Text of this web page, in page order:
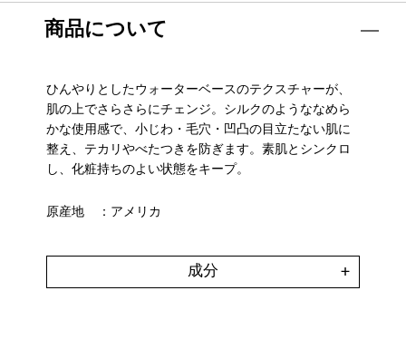
商品について
ひんやりとしたウォーターベースのテクスチャーが、
肌の上でさらさらにチェンジ。シルクのようななめら
かな使用感で、小じわ・毛穴・凹凸の目立たない肌に
整え、テカリやべたつきを防ぎます。素肌とシンクロ
し、化粧持ちのよい状態をキープ。
原産地 ：アメリカ
成分